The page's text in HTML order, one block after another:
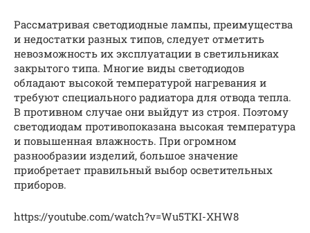
Рассматривая светодиодные лампы, преимущества
и недостатки разных типов, следует отметить
невозможность их эксплуатации в светильниках
закрытого типа. Многие виды светодиодов
обладают высокой температурой нагревания и
требуют специального радиатора для отвода тепла.
В противном случае они выйдут из строя. Поэтому
светодиодам противопоказана высокая температура
и повышенная влажность. При огромном
разнообразии изделий, большое значение
приобретает правильный выбор осветительных
приборов.
https://youtube.com/watch?v=Wu5TKI-XHW8